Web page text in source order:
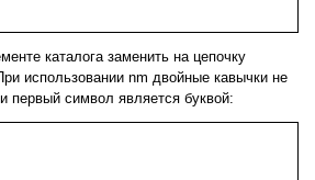
каталога заменить на цепочку
использовании nm двойные кавычки не
первый символ является буквой: